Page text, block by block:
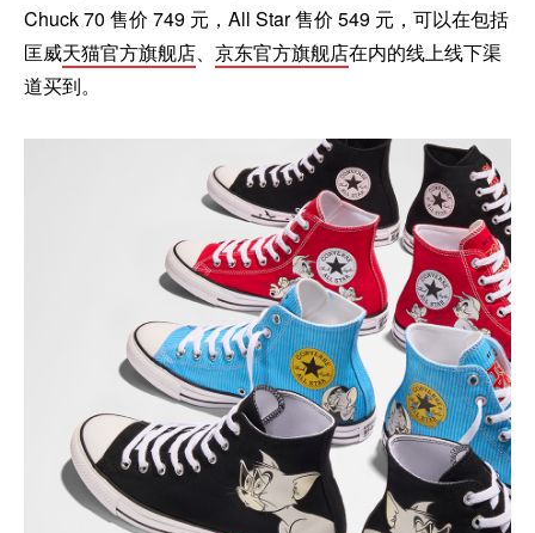
Chuck 70 售价 749 元，All Star 售价 549 元，可以在包括
匡威天猫官方旗舰店、 京东官方旗舰店在内的线上线下渠
道买到。